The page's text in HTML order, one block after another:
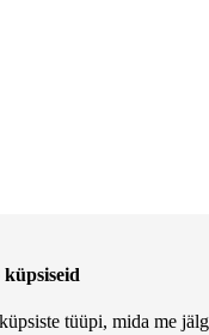
igat ostjat ja väga
küpsiseid
tüüpi, mida me